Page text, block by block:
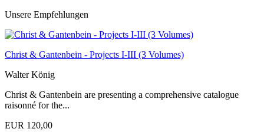
Unsere Empfehlungen
Christ & Gantenbein - Projects I-III (3 Volumes)
Walter König
Christ & Gantenbein are presenting a comprehensive catalogue
raisonné for the...
EUR 120,00